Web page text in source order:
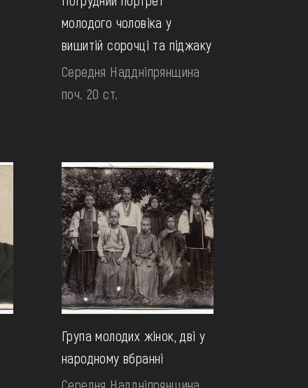
молодого чоловіка у
вишитій сорочці та піджаку
Середня Наддніпрянщина
поч. 20 ст.
Група молодих жінок, дві у
народному вбранні
Середня Наддніпрянщина